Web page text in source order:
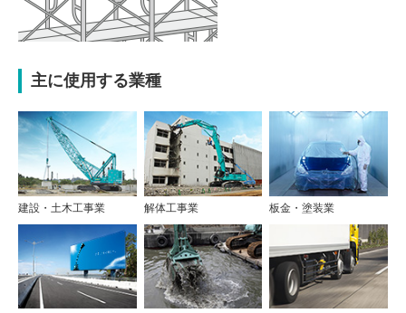
主に使用する業種
建設・土木工事業 解体工事業 板金・塗装業